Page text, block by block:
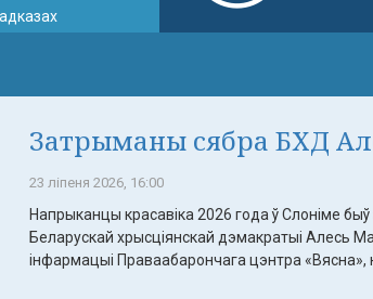
Затрыманы сябра БХД
23 ліпеня 2026, 16:00
Напрыканцы красавіка 2026 года ў Слоніме
Беларускай хрысціянскай дэмакратыі Алесь
інфармацыі Праваабарончага цэнтра «Вясна»,